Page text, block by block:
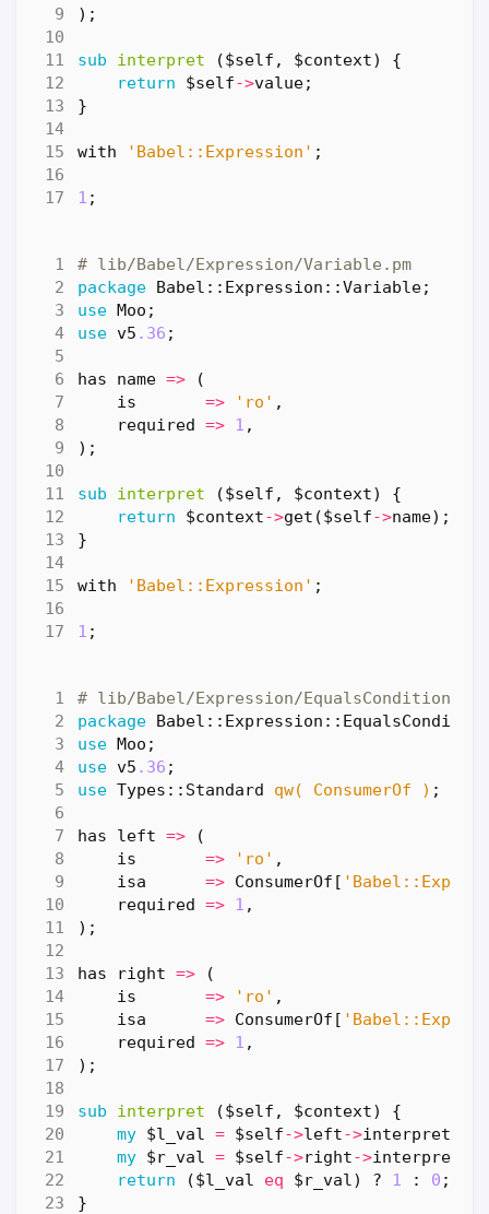
);
sub interpret
($self, $context) {
return
$self->value;
}
with 'Babel::Expression' ;
1 ;
# lib/Babel/Expression/Variable.pm
package Babel::Expression::Variable;
use Moo ;
use v5 .36 ;
has name =>
(
is
=> 'ro' ,
required => 1 ,
);
sub interpret
($self, $context) {
return
$context->get ($self->name);
}
with 'Babel::Expression' ;
1 ;
# lib/Babel/Expression/EqualsCondition.pm
package
use Moo ;
use v5 .36 ;
use Types::Standard qw( ConsumerOf ) ;
has left =>
(
is
=> 'ro' ,
isa
=> ConsumerOf [
required => 1 ,
);
has right =>
(
is
=> 'ro' ,
isa
=> ConsumerOf [
required => 1 ,
);
sub interpret
($self, $context) {
my $l_val = $self->left->interpret
my $r_val = $self->right->interpret
return
($l_val eq $r_val) ? 1 : 0 ;
}